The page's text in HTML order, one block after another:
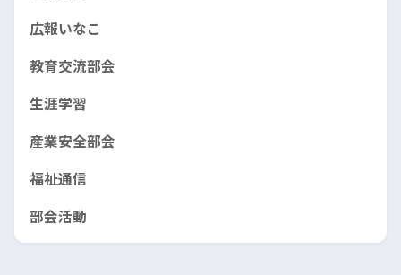
広報いなこ
教育交流部会
生涯学習
産業安全部会
福祉通信
部会活動